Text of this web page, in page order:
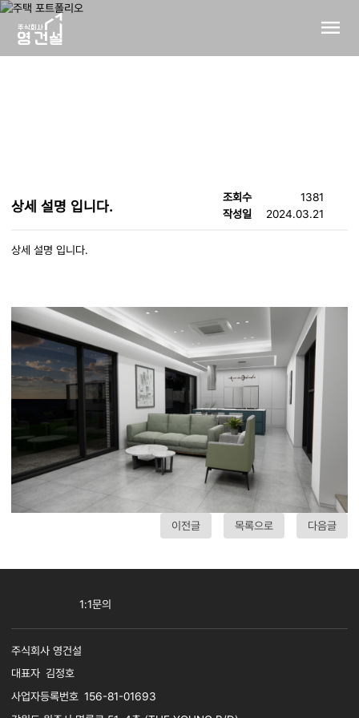
컨텐츠 바로가기
메인 메뉴 바로가기
menu
상세 설명 입니다.
조회수
1381
작성일
2024.03.21
상세 설명 입니다.
이전글 목록으로 다음글
1:1문의
사업자명
주식회사 영건설
대표자 김정호
사업자등록번호 156-81-01693